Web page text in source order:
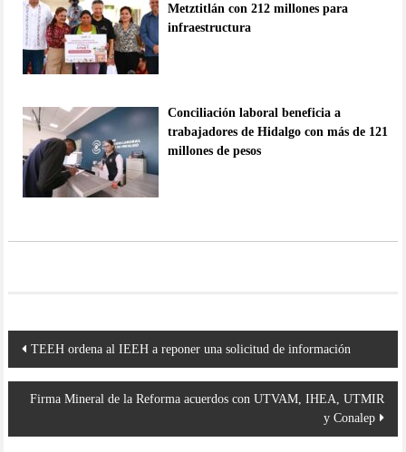
Metztitlán con 212 millones para
infraestructura
Conciliación laboral beneficia a
trabajadores de Hidalgo con más de 121
millones de pesos
Navegación
de
entradas
TEEH ordena al IEEH a reponer una solicitud de información
Firma Mineral de la Reforma acuerdos con UTVAM, IHEA, UTMIR
y Conalep